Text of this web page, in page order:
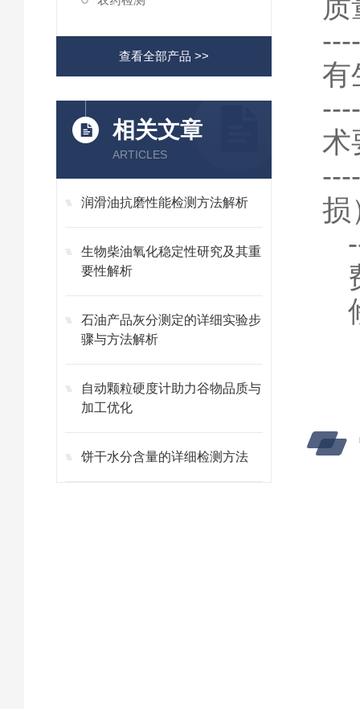
查看全部产品 >>
相关文章
ARTICLES
润滑油抗磨性能检测方法解析
生物柴油氧化稳定性研究及其重
要性解析
石油产品灰分测定的详细实验步
骤与方法解析
自动颗粒硬度计助力谷物品质与
加工优化
饼干水分含量的详细检测方法
有
术
损